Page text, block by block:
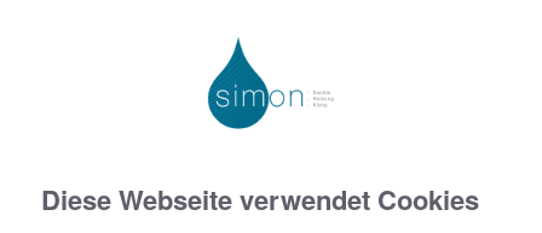
Diese Webseite verwendet Cookies